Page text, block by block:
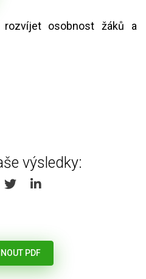
rozvíjet osobnost žáků a
výsledky:
ON FACEBOOK
SHARE ON TWITTER
SHARE ON LINKEDIN
PDF